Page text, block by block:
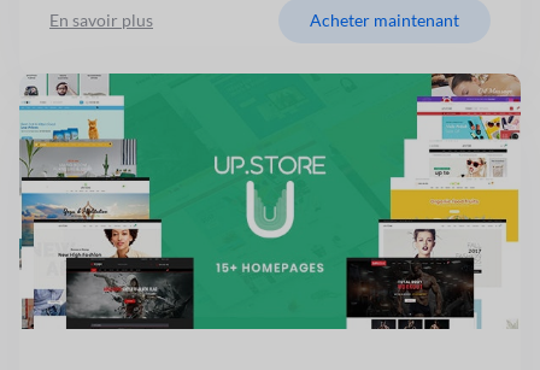
En savoir plus Acheter maintenant